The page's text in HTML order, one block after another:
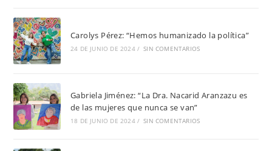
Carolys Pérez: “Hemos humanizado la política”
24 DE JUNIO DE 2024 / SIN COMENTARIOS
Gabriela Jiménez: “La Dra. Nacarid Aranzazu es
de las mujeres que nunca se van”
18 DE JUNIO DE 2024 / SIN COMENTARIOS